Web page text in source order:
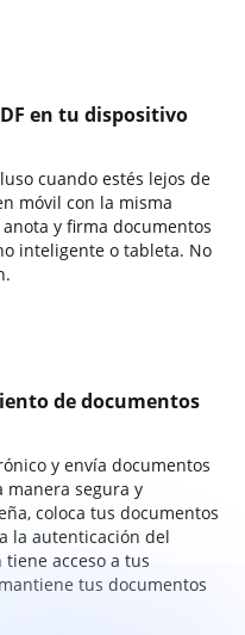
en tu dispositivo
cuando estés lejos de
móvil con la misma
y firma documentos
inteligente o tableta. No
de documentos
y envía documentos
manera segura y
coloca tus documentos
la autenticación del
acceso a tus
tus documentos